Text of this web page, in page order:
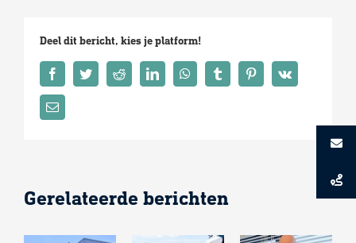
Deel dit bericht, kies je platform!
FacebookTwitterRedditLinkedInWhatsAppTumblr PinterestVk
E-
mail
Gerelateerde berichten